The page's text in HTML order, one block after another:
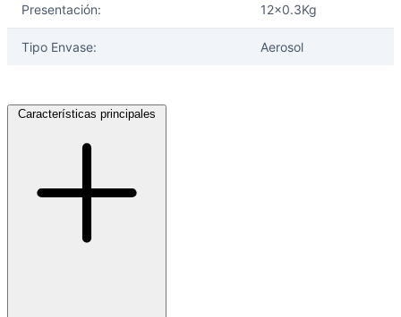
Presentación: 12x0.3Kg
Tipo Envase: Aerosol
Características principales